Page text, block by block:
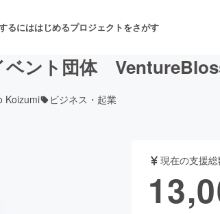
るにははじめるプロジェクトをさがす
舞台・パフォーマンス
ベント団体
Koizumi ビジネス・起業
現在の支援